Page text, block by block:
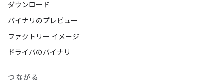
ダウンロード
バイナリのプレビュー
ファクトリー イメージ
ドライバのバイナリ
つながる